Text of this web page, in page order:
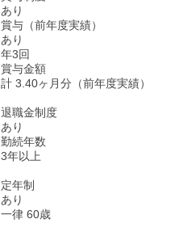
あり
賞与（前年度実績）
あり
年3回
賞与金額
計 3.40ヶ月分（前年度実績）
退職金制度
あり
勤続年数
3年以上
定年制
あり
一律 60歳